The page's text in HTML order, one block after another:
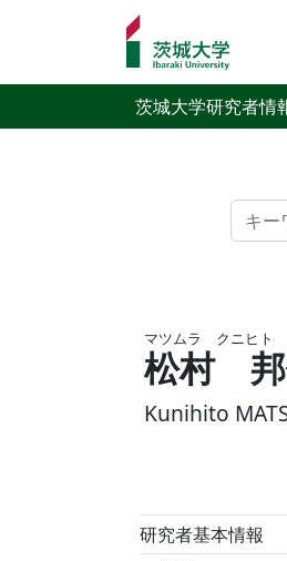
茨城大学研究者情
検索
マツムラ クニヒト
松村
Kunihito
研究者基本情報